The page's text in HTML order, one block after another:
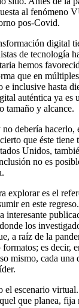
al fenómeno
pos-Covid.
digital
de tecnología
hemos
que en
e inclusive hasta
auténtica ya es
tamaño y alcance.
debería hacerlo,
que éste tiene
Unidos,
no es
explorar es el
en este
interesante
donde los
a raíz de la
es decir,
mismo, cada una
el escenario
que planea, fija